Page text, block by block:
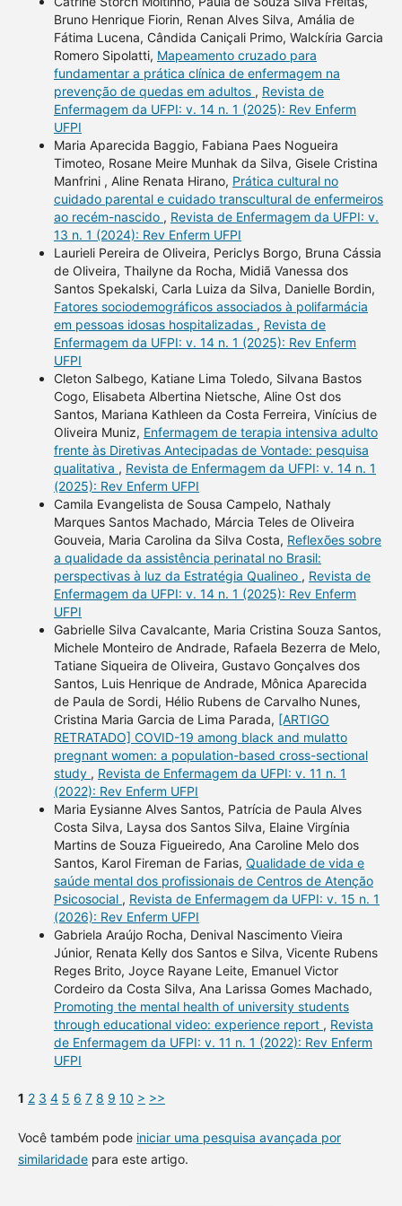
Bruno Henrique Fiorin, Renan Alves Silva, Amália de
Fátima Lucena, Cândida Caniçali Primo, Walckíria Garcia
Romero Sipolatti, Mapeamento cruzado para
fundamentar a prática clínica de enfermagem na
prevenção de quedas em adultos , Revista de
Enfermagem da UFPI: v. 14 n. 1 (2025): Rev Enferm
UFPI
Maria Aparecida Baggio, Fabiana Paes Nogueira
Timoteo, Rosane Meire Munhak da Silva, Gisele Cristina
Manfrini , Aline Renata Hirano, Prática cultural no
cuidado parental e cuidado transcultural de enfermeiros
ao recém-nascido , Revista de Enfermagem da UFPI: v.
13 n. 1 (2024): Rev Enferm UFPI
Laurieli Pereira de Oliveira, Periclys Borgo, Bruna Cássia
de Oliveira, Thailyne da Rocha, Midiã Vanessa dos
Santos Spekalski, Carla Luiza da Silva, Danielle Bordin,
Fatores sociodemográficos associados à polifarmácia
em pessoas idosas hospitalizadas , Revista de
Enfermagem da UFPI: v. 14 n. 1 (2025): Rev Enferm
UFPI
Cleton Salbego, Katiane Lima Toledo, Silvana Bastos
Cogo, Elisabeta Albertina Nietsche, Aline Ost dos
Santos, Mariana Kathleen da Costa Ferreira, Vinícius de
Oliveira Muniz, Enfermagem de terapia intensiva adulto
frente às Diretivas Antecipadas de Vontade: pesquisa
qualitativa , Revista de Enfermagem da UFPI: v. 14 n. 1
(2025): Rev Enferm UFPI
Camila Evangelista de Sousa Campelo, Nathaly
Marques Santos Machado, Márcia Teles de Oliveira
Gouveia, Maria Carolina da Silva Costa, Reflexões sobre
a qualidade da assistência perinatal no Brasil:
perspectivas à luz da Estratégia Qualineo , Revista de
Enfermagem da UFPI: v. 14 n. 1 (2025): Rev Enferm
UFPI
Gabrielle Silva Cavalcante, Maria Cristina Souza Santos,
Michele Monteiro de Andrade, Rafaela Bezerra de Melo,
Tatiane Siqueira de Oliveira, Gustavo Gonçalves dos
Santos, Luis Henrique de Andrade, Mônica Aparecida
de Paula de Sordi, Hélio Rubens de Carvalho Nunes,
Cristina Maria Garcia de Lima Parada, [ARTIGO
RETRATADO] COVID-19 among black and mulatto
pregnant women: a population-based cross-sectional
study , Revista de Enfermagem da UFPI: v. 11 n. 1
(2022): Rev Enferm UFPI
Maria Eysianne Alves Santos, Patrícia de Paula Alves
Costa Silva, Laysa dos Santos Silva, Elaine Virgínia
Martins de Souza Figueiredo, Ana Caroline Melo dos
Santos, Karol Fireman de Farias, Qualidade de vida e
saúde mental dos profissionais de Centros de Atenção
Psicosocial , Revista de Enfermagem da UFPI: v. 15 n. 1
(2026): Rev Enferm UFPI
Gabriela Araújo Rocha, Denival Nascimento Vieira
Júnior, Renata Kelly dos Santos e Silva, Vicente Rubens
Reges Brito, Joyce Rayane Leite, Emanuel Victor
Cordeiro da Costa Silva, Ana Larissa Gomes Machado,
Promoting the mental health of university students
through educational video: experience report , Revista
de Enfermagem da UFPI: v. 11 n. 1 (2022): Rev Enferm
UFPI
1 2 3 4 5 6 7 8 9 10 > >>
Você também pode iniciar uma pesquisa avançada por
similaridadepara este artigo.